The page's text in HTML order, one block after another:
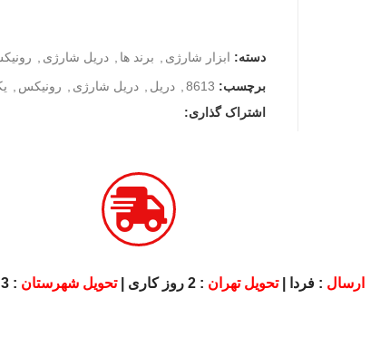
ابزار شارژی برند ها , دریل شارژی , رونیکس
8613
, دریل دریل شارژی , رونیکس , یکسال گارانتی
اشتراک گذاری:
: فردا |تحویل تهران: 2 روز کاری | تحویل شهرستان: 3 تا 5 روز کاری